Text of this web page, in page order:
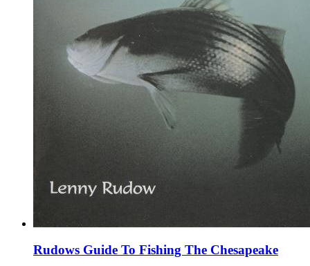
Rudows Guide To Fishing The Chesapeake